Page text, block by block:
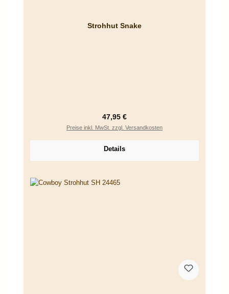
Strohhut Snake
Regulärer Preis:
47,95 €
Preise inkl. MwSt. zzgl. Versandkosten
Details